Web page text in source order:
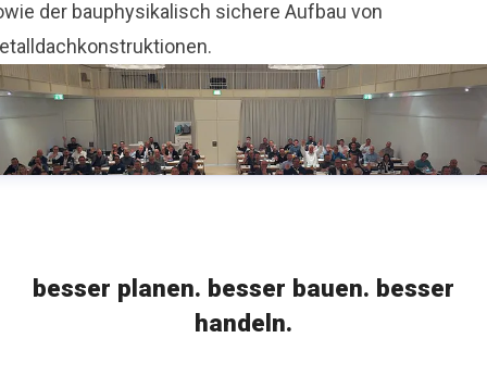
der bauphysikalisch sichere Aufbau von
besser planen. besser bauen. besser
handeln.